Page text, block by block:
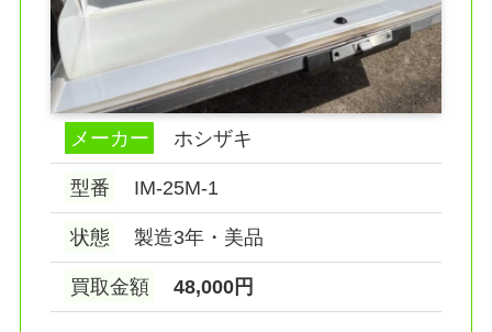
メーカー ホシザキ
型番 IM-25M-1
状態 製造3年・美品
買取金額 48,000円